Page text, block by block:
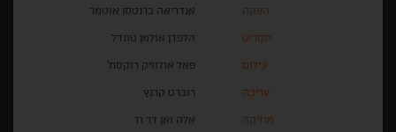
הפקה אנדריאה ברנטסן אוטמר
תסריט הלפדן אולמן טונדל
צילום פאל אולוויק רוקסת'
עריכה רוברט קרנץ
מוזיקה אלה ואן דר וד